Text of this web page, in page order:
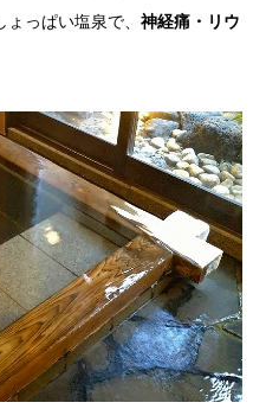
っぱい塩泉で、 神経痛・リウ